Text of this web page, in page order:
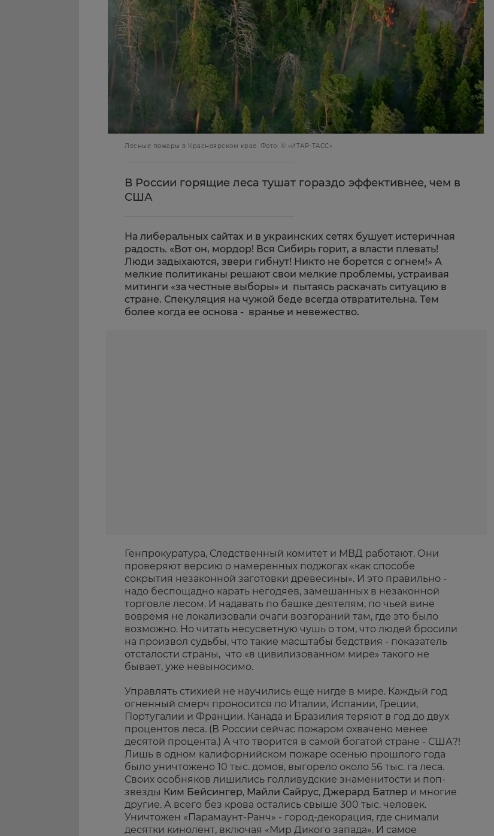
Лесные пожары в Красноярском крае. Фото: © «ИТАР-ТАСС»
В России горящие леса тушат гораздо эффективнее, чем в
США
На либеральных сайтах и в украинских сетях бушует истеричная
радость. «Вот он, мордор! Вся Сибирь горит, а власти плевать!
Люди задыхаются, звери гибнут! Никто не борется с огнем!» А
мелкие политиканы решают свои мелкие проблемы, устраивая
митинги «за честные выборы» и пытаясь раскачать ситуацию в
стране. Спекуляция на чужой беде всегда отвратительна. Тем
более когда ее основа - вранье и невежество.
Генпрокуратура, Следственный комитет и МВД работают. Они
проверяют версию о намеренных поджогах «как способе
сокрытия незаконной заготовки древесины». И это правильно -
надо беспощадно карать негодяев, замешанных в незаконной
торговле лесом. И надавать по башке деятелям, по чьей вине
вовремя не локализовали очаги возгораний там, где это было
возможно. Но читать несусветную чушь о том, что людей бросили
на произвол судьбы, что такие масштабы бедствия - показатель
отсталости страны, что «в цивилизованном мире» такого не
бывает, уже невыносимо.
Управлять стихией не научились еще нигде в мире. Каждый год
огненный смерч проносится по Италии, Испании, Греции,
Португалии и Франции. Канада и Бразилия теряют в год до двух
процентов леса. (В России сейчас пожаром охвачено менее
десятой процента.) А что творится в самой богатой стране - США?!
Лишь в одном калифорнийском пожаре осенью прошлого года
было уничтожено 10 тыс. домов, выгорело около 56 тыс. га леса.
Своих особняков лишились голливудские знаменитости и поп-
звезды Ким Бейсингер, Майли Сайрус, Джерард Батлер и многие
другие. А всего без крова остались свыше 300 тыс. человек.
Уничтожен «Парамаунт-Ранч» - город-декорация, где снимали
десятки кинолент, включая «Мир Дикого запада». И самое